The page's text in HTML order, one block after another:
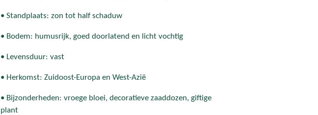
• Standplaats: zon tot half schaduw
• Bodem: humusrijk, goed doorlatend en licht vochtig
• Levensduur: vast
• Herkomst: Zuidoost-Europa en West-Azië
• Bijzonderheden: vroege bloei, decoratieve zaaddozen, giftige
plant